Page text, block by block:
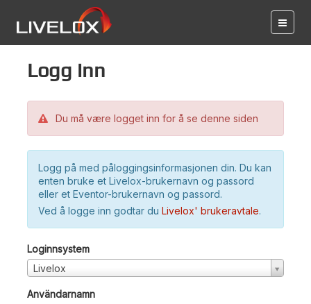
Logg inn
Du må være logget inn for å se denne siden
Logg på med påloggingsinformasjonen din. Du kan
enten bruke et Livelox-brukernavn og passord
eller et Eventor-brukernavn og passord.
Ved å logge inn godtar du Livelox' brukeravtale.
Loginnsystem
Livelox
Användarnamn